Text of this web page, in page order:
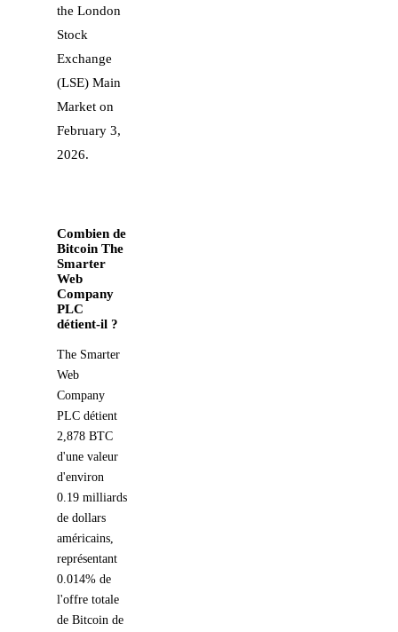
the London
Stock
Exchange
(LSE) Main
Market on
February 3,
2026.
Combien de
Bitcoin The
Smarter
Web
Company
PLC
détient-il ?
The Smarter
Web
Company
PLC détient
2,878 BTC
d'une valeur
d'environ
0.19 milliards
de dollars
américains,
représentant
0.014% de
l'offre totale
de Bitcoin de